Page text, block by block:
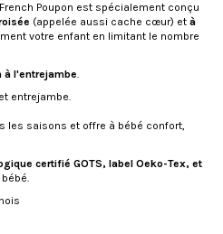
Poupon est spécialement conçu
(appelée aussi cache cœur) et à
votre enfant en limitant le nombre
à l'entrejambe
entrejambe.
les saisons et offre à bébé confort,
certifié GOTS, label Oeko-Tex, et